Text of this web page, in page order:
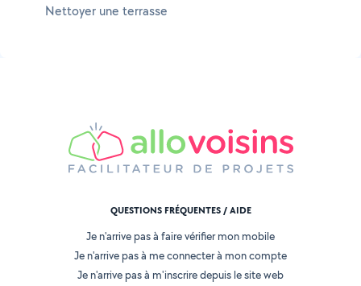
Nettoyer une terrasse
QUESTIONS FRÉQUENTES / AIDE
Je n'arrive pas à faire vérifier mon mobile
Je n'arrive pas à me connecter à mon compte
Je n'arrive pas à m'inscrire depuis le site web